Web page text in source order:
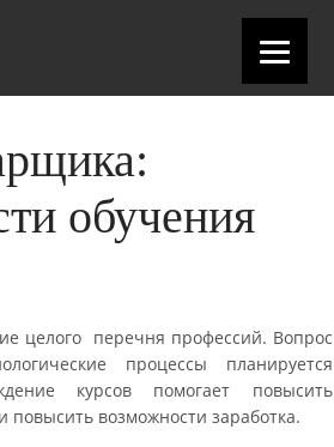
обучения
целого перечня профессий. Вопрос
процессы планируется
курсов помогает повысить
повысить возможности заработка.